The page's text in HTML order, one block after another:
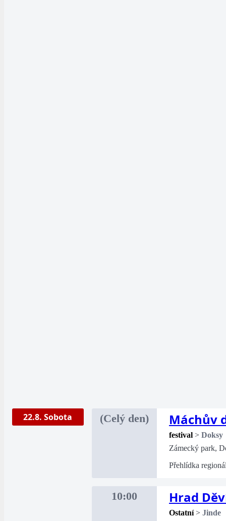
22.8. Sobota (Celý den) Máchův
festival > Doksy
Zámecký park,
Přehlídka
10:00 Hrad
Ostatní > Jinde